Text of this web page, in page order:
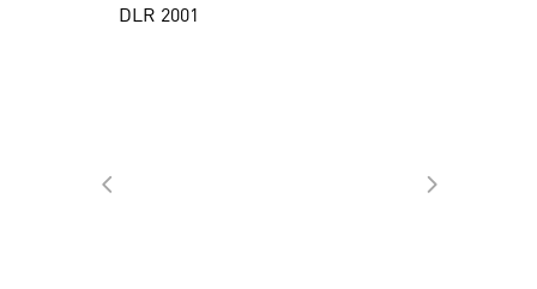
DLR 2001